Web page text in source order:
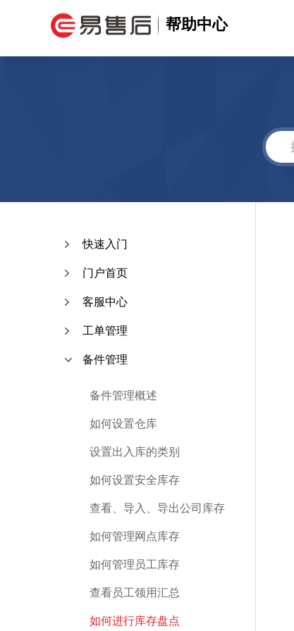
帮助中心
快速入门
门户首页
客服中心
工单管理
备件管理
备件管理概述
如何设置仓库
设置出入库的类别
如何设置安全库存
查看、导入、导出公司库存
如何管理网点库存
如何管理员工库存
查看员工领用汇总
如何进行库存盘点